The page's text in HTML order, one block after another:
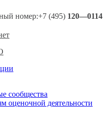
номер:+7 (495) 120—0114
сообщества
оценочной деятельности